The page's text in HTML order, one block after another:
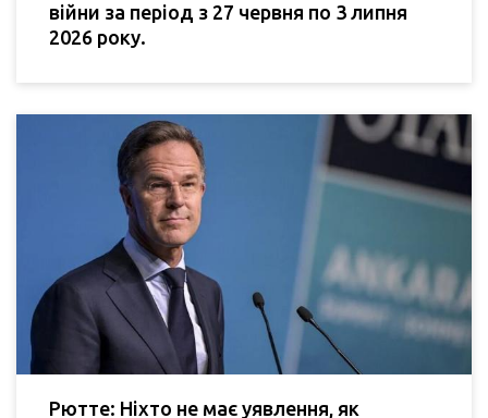
війни за період з 27 червня по 3 липня
2026 року.
Рютте: Ніхто не має уявлення, як